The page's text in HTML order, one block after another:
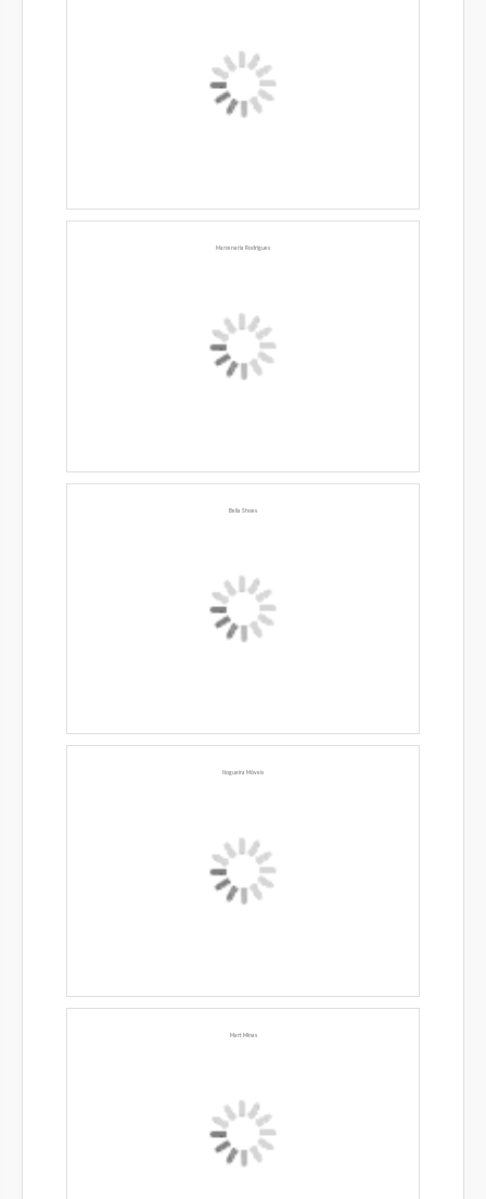
Marcenaria Rodrigues
Bella Shoes
Nogueira Móveis
Mart Minas